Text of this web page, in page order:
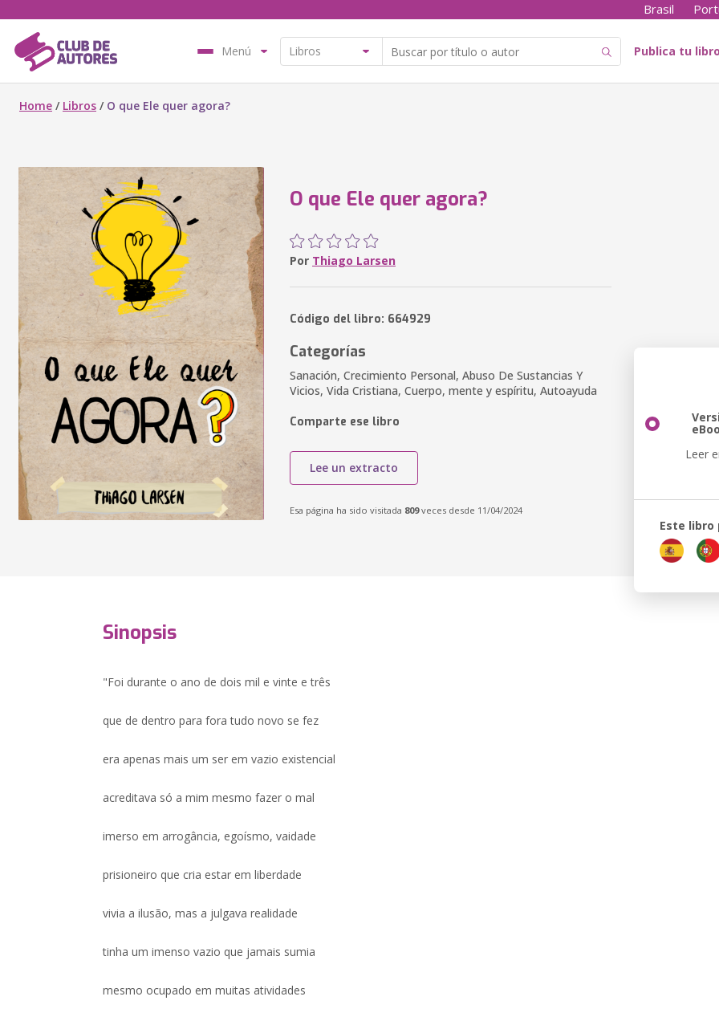
Brasil
Menú Publica tu
Home / Libros / O que Ele quer agora?
O que Ele quer agora?
Por Thiago Larsen
Código del libro: 664929
Categorías
Sanación, Crecimiento Personal, Abuso De Sustancias Y
Vicios, Vida Cristiana, Cuerpo, mente y espíritu, Autoayuda
Comparte ese libro
Lee un extracto
Esa página ha sido visitada 809veces desde 11/04/2024
Leer
Este libro
Sinopsis
"Foi durante o ano de dois mil e vinte e três
que de dentro para fora tudo novo se fez
era apenas mais um ser em vazio existencial
acreditava só a mim mesmo fazer o mal
imerso em arrogância, egoísmo, vaidade
prisioneiro que cria estar em liberdade
vivia a ilusão, mas a julgava realidade
tinha um imenso vazio que jamais sumia
mesmo ocupado em muitas atividades